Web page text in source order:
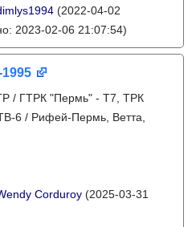
(2022-04-02
2023-02-06 21:07:54)
1995
/ ГТРК "Пермь" - Т7, ТРК
6 / Рифей-Пермь, Ветта,
Corduroy (2025-03-31